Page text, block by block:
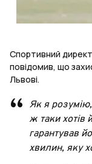
Спортивний
повідомив, що
Львові.
Як я
ж таки хотів
гарантував
хвилин, яку